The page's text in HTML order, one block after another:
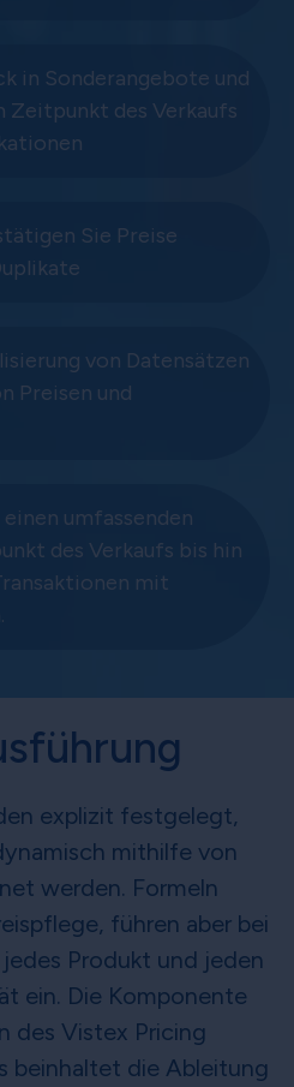
in Sonderangebote und
Zeitpunkt des Verkaufs
Sie Preise
von Datensätzen
Preisen und
umfassenden
des Verkaufs bis hin
mit
explizit festgelegt,
mithilfe von
werden. Formeln
führen aber bei
Produkt und jeden
ein. Die Komponente
des Vistex Pricing
beinhaltet die Ableitung